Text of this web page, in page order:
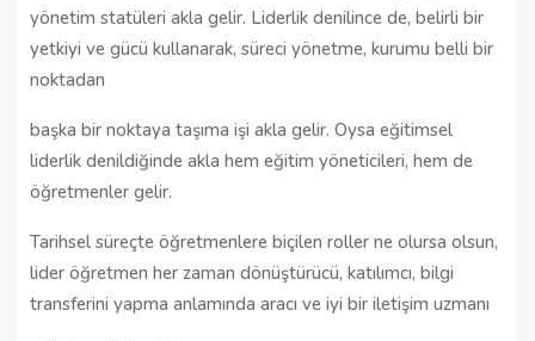
yönetim statüleri akla gelir. Liderlik denilince de, belirli bir
yetkiyi ve gücü kullanarak, süreci yönetme, kurumu belli bir
noktadan
başka bir noktaya taşıma işi akla gelir. Oysa eğitimsel
liderlik denildiğinde akla hem eğitim yöneticileri, hem de
öğretmenler gelir.
Tarihsel süreçte öğretmenlere biçilen roller ne olursa olsun,
lider öğretmen her zaman dönüştürücü, katılımcı, bilgi
transferini yapma anlamında aracı ve iyi bir iletişim uzmanı